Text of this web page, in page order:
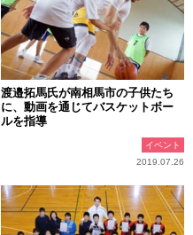
渡邉拓馬氏が南相馬市の子供たち
に、動画を通じてバスケットボー
ルを指導
イベント
2019.07.26